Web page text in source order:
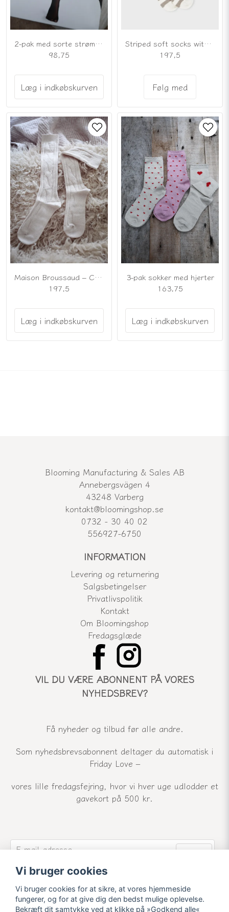
2-pak med sorte strømpebukser i 20 denier
98,75
Læg i indkøbskurven
Striped soft socks with high shaft
197,5
Følg med
Maison Broussaud – Cremefarvede knæstrømper med guldglitter
197,5
Læg i indkøbskurven
3-pak sokker med hjerter
163,75
Læg i indkøbskurven
Blooming Manufacturing & Sales AB
Annebergsvägen 4
43248 Varberg
kontakt@bloomingshop.se
0732 - 30 40 02
556927-6750
INFORMATION
Levering og returnering
Salgsbetingelser
Privatlivspolitik
Kontakt
Om Bloomingshop
Fredagsglæde
VIL DU VÆRE ABONNENT PÅ VORES
NYHEDSBREV?
Få nyheder og tilbud før alle andre.
Som nyhedsbrevsabonnent deltager du automatisk i
Friday Love –
vores lille fredagsfejring, hvor vi hver uge udlodder et
gavekort på 500 kr.
emailE-mail-adresse
Tilmeld dig vores nyhedsbrev og modtag vores
seneste nyheder og tilbud.
Vi bruger cookies
Vi bruger cookies for at sikre, at vores hjemmeside
fungerer, og for at give dig den bedst mulige oplevelse.
Bekræft dit samtykke ved at klikke på »Godkend alle«